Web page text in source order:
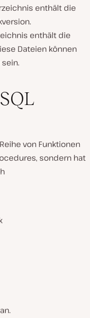
enthält die
enthält die
Dateien können
von Funktionen
sondern hat